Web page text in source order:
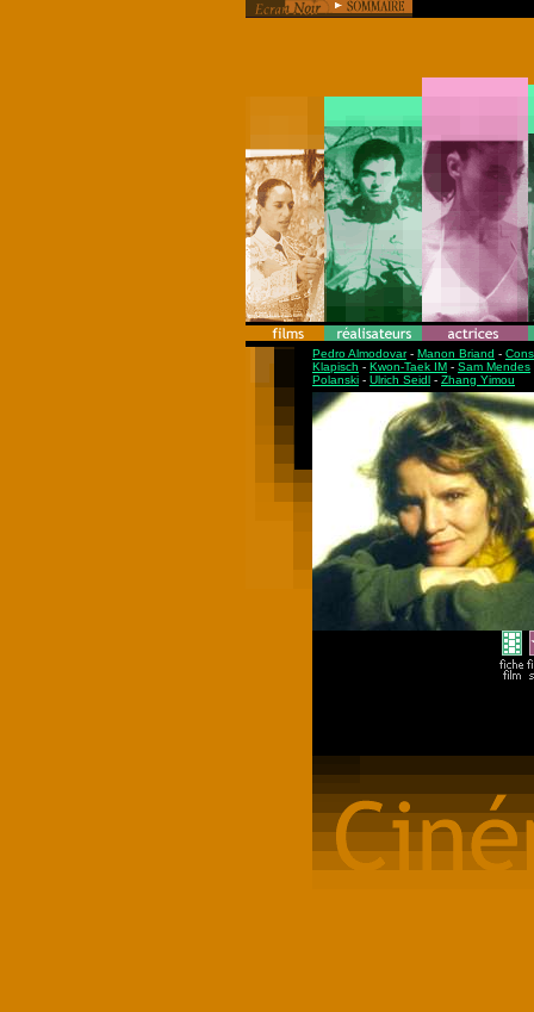
Pedro Almodovar- Manon Briand -
Klapisch - Kwon-Taek IM - Sam Mendes
Polanski - Ulrich Seidl - Zhang Yimou